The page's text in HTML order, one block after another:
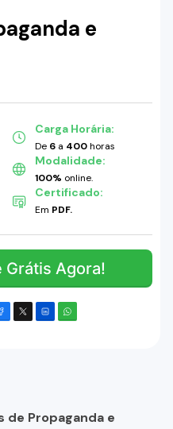
e
Carga Horária:
De 6 a 400horas
Modalidade:
100% online.
Certificado:
Em PDF.
Agora!
de Propaganda e